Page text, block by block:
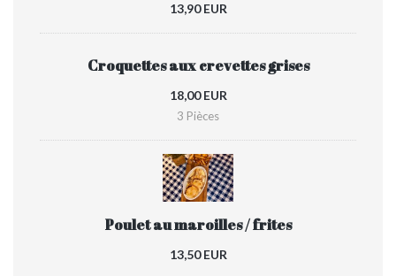
13,90 EUR
Croquettes aux crevettes grises
18,00 EUR
3 Pièces
Poulet au maroilles / frites
13,50 EUR